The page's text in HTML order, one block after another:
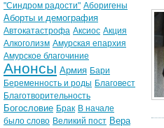
"Синдром радости" Аборигены
Аборты и демография
Автокатастрофа Аксиос Акция
Алкоголизм Амурская епархия
Амурское благочиние
Анонсы Армия Бари
Беременность и роды Благовест
Благотворительность
Богословие Брак В начале
было слово Великий пост Вера